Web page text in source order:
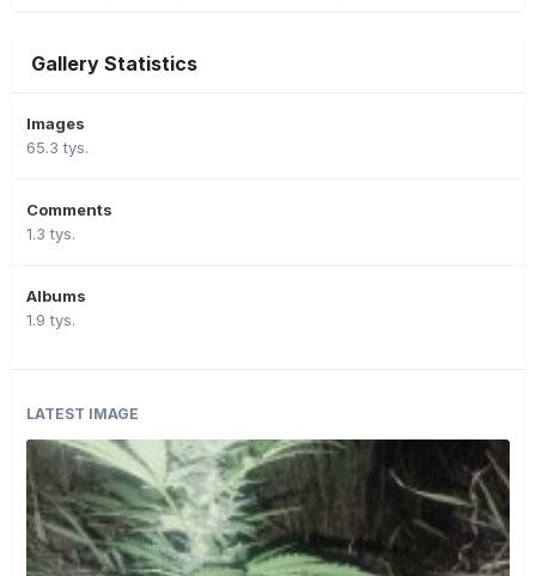
Gallery Statistics
Images
65.3 tys.
Comments
1.3 tys.
Albums
1.9 tys.
LATEST IMAGE